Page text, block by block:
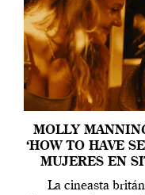
MOLLY
‘HOW TO HAVE
MUJERES EN
La cineasta